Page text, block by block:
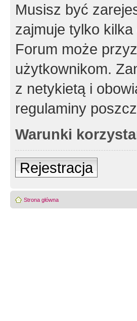
Musisz być
zajmuje tylko
Forum może
użytkownikom.
z netykietą i
regulaminy
Warunki
Rejestracja
Strona główna